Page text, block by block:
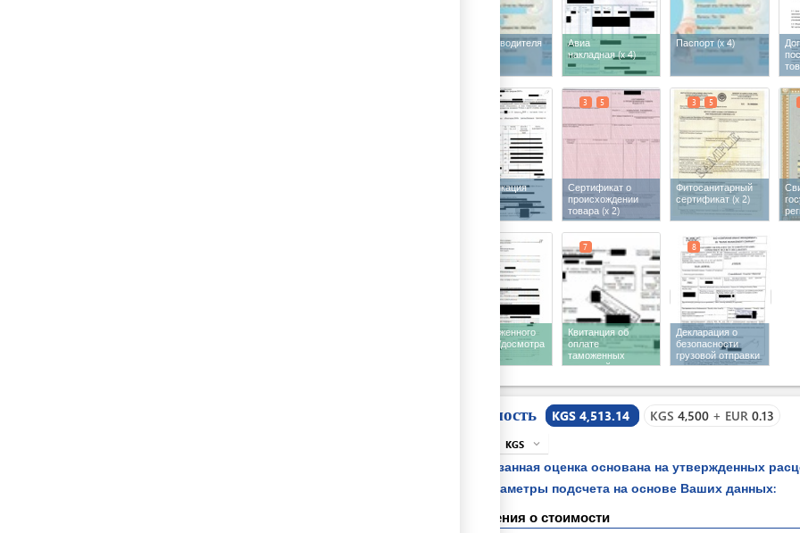
Паспорт водителя
Авиа
накладная(x 4)
Паспорт(x 4)
Спецификация
Сертификат о
происхождении
товара(x 2)
3 5
Фитосанитарный
сертификат (x 2)
3 5
Акт таможенного
осмотра/досмотра
Квитанция об
оплате
таможенных
платежей
7
Декларация о
безопасности
грузовой отправки
8
Стоимость KGS 4,513.14 KGS 4,500 + EUR 0.13
KGS expand_more
Указанная оценка основана на утвержденных
параметры подсчета на основе Ваших данных:
Сведения о стоимости